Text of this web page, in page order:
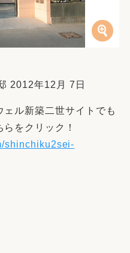
2012年12月 7日
ル新築二世サイトでも
をクリック！
shinchiku2sei-